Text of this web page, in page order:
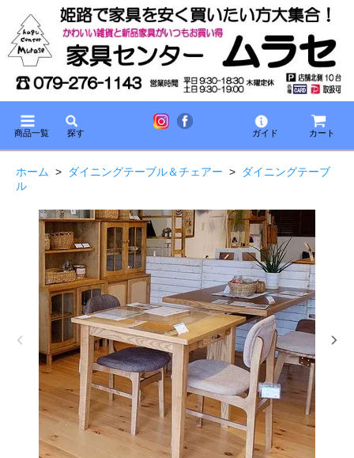
商品一覧 探す ガイド カート
ホーム > ダイニングテーブル＆チェアー >
ダイニングテーブ
ル